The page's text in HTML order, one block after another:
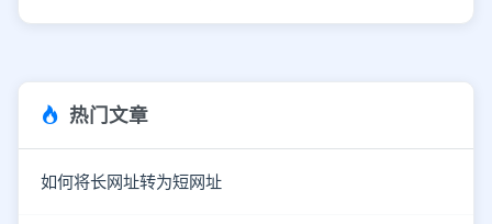
热门文章
如何将长网址转为短网址